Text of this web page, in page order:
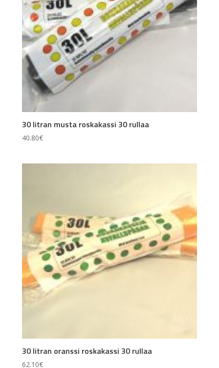
30 litran musta roskakassi 30 rullaa
40.80€
30 litran oranssi roskakassi 30 rullaa
62.10€